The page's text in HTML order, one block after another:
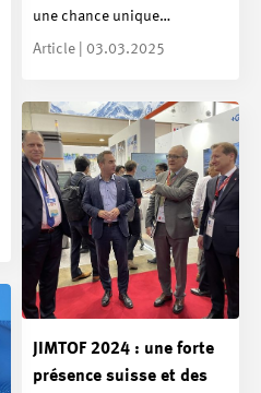
une chance unique…
Article | 03.03.2025
JIMTOF 2024 : une forte
présence suisse et des